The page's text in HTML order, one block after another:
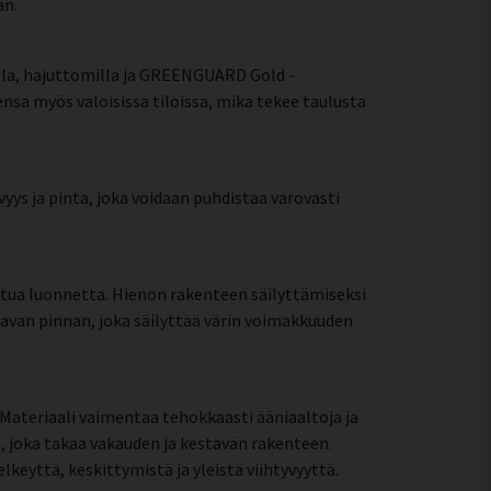
hajuttomilla ja GREENGUARD Gold -
myös valoisissa tiloissa, mikä tekee taulusta
ja pinta, joka voidaan puhdistaa varovasti
luonnetta. Hienon rakenteen säilyttämiseksi
pinnan, joka säilyttää värin voimakkuuden
vaimentaa tehokkaasti ääniaaltoja ja
takaa vakauden ja kestävän rakenteen.
keskittymistä ja yleistä viihtyvyyttä.